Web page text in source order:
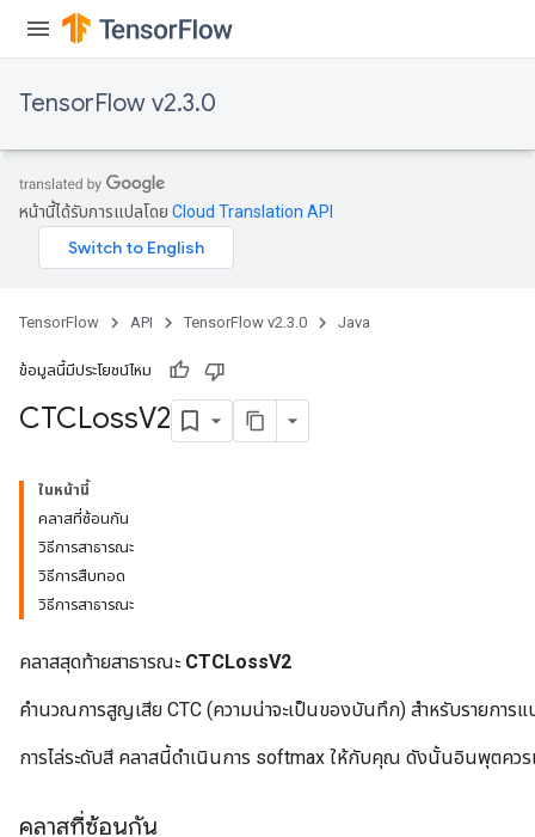
TensorFlow v2.3.0
หน้านี้ได้รับการแปลโดย Cloud Translation API
TensorFlow API TensorFlow v2.3.0 Java
ข้อมูลนี้มีประโยชน์ไหม
CTCLossV2
ในหน้านี้
คลาสที่ซ้อนกัน
วิธีการสาธารณะ
วิธีการสืบทอด
วิธีการสาธารณะ
คลาสสุดท้ายสาธารณะ CTCLossV2
คำนวณการสูญเสีย CTC (ความน่าจะเป็นของบันทึก) สำหรับรายการ
การไล่ระดับสี คลาสนี้ดำเนินการ softmax ให้กับคุณ ดังนั้นอินพุตควร
คลาสที่ซ้อนกัน